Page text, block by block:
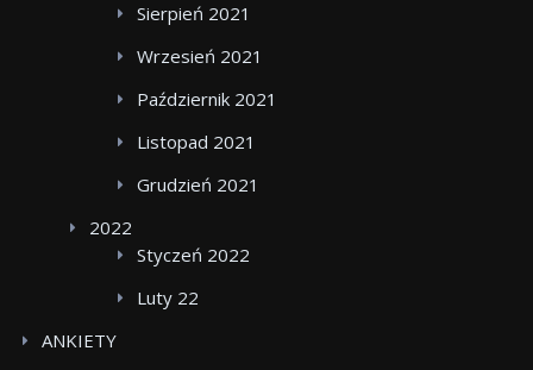
Sierpień 2021
Wrzesień 2021
Październik 2021
Listopad 2021
Grudzień 2021
2022
Styczeń 2022
Luty 22
ANKIETY